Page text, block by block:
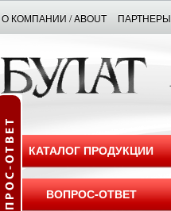
О КОМПАНИИ / ABOUT ПАРТНЕРЫ
КАТАЛОГ ПРОДУКЦИИ
ВОПРОС-ОТВЕТ